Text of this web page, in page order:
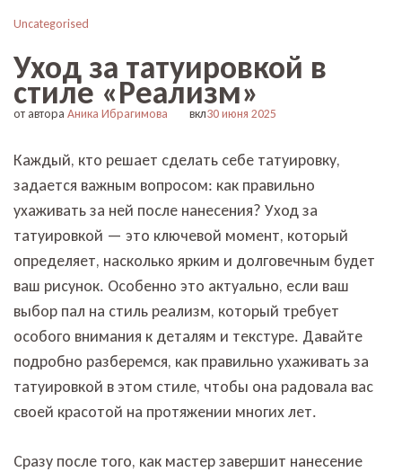
Uncategorised
Уход за татуировкой в
стиле «Реализм»
от автора Аника Ибрагимова вкл30 июня 2025
Каждый, кто решает сделать себе татуировку,
задается важным вопросом: как правильно
ухаживать за ней после нанесения? Уход за
татуировкой — это ключевой момент, который
определяет, насколько ярким и долговечным будет
ваш рисунок. Особенно это актуально, если ваш
выбор пал на стиль реализм, который требует
особого внимания к деталям и текстуре. Давайте
подробно разберемся, как правильно ухаживать за
татуировкой в этом стиле, чтобы она радовала вас
своей красотой на протяжении многих лет.
Сразу после того, как мастер завершит нанесение